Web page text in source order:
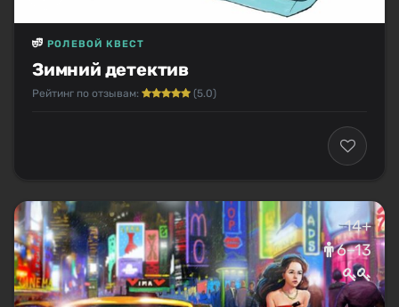
Зимний детектив
РОЛЕВОЙ КВЕСТ
Рейтинг по отзывам: (5.0)
14+
6–13